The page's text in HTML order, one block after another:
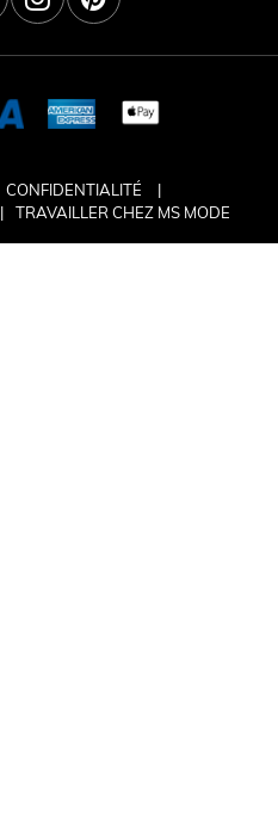
CONFIDENTIALITÉ
TRAVAILLER CHEZ MS MODE